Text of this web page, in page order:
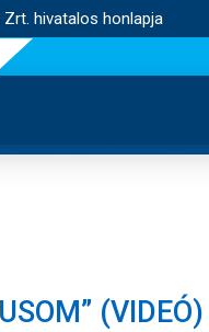
hivatalos honlapja
(VIDEÓ)